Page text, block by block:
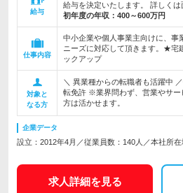
給与
給与を決定いたします。 詳しくは
初年度の年収： 400～600万円
仕事内容
中小企業や個人事業主向けに、事
ニーズに対応して頂きます。★宅
ックアップ
対象と
なる方
＼ 異業種からの転職者も活躍中
転免許 ※業界問わず、営業やサー
方は活かせます。
企業データ
設立：2012年4月／従業員数：140人／本社所
求人詳細を見る